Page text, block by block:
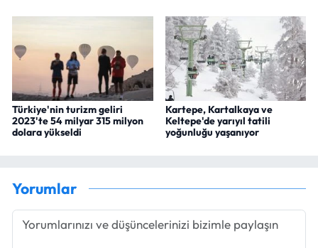
Türkiye'nin turizm geliri
2023'te 54 milyar 315 milyon
dolara yükseldi
Kartepe, Kartalkaya ve
Keltepe'de yarıyıl tatili
yoğunluğu yaşanıyor
Yorumlar